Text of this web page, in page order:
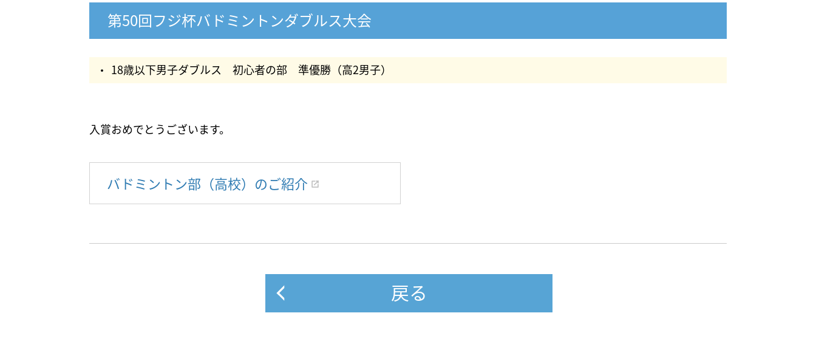
第50回フジ杯バドミントンダブルス大会
18歳以下男子ダブルス 初心者の部 準優勝（高2男子）
入賞おめでとうございます。
バドミントン部（高校）のご紹介
戻る